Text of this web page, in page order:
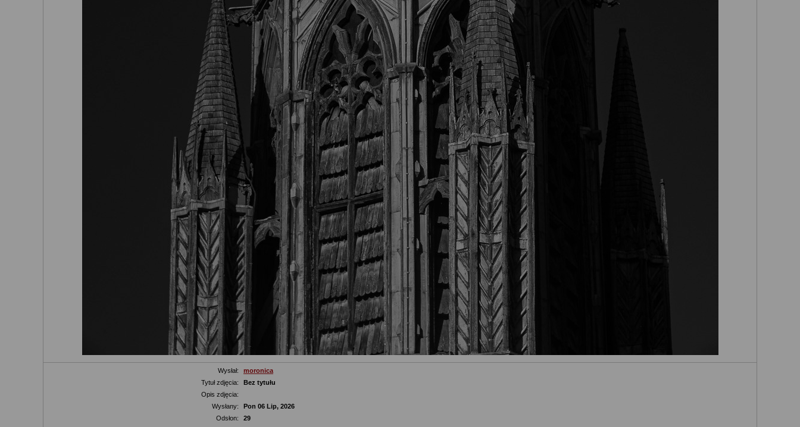
Wysłał:
moronica
Tytuł zdjęcia:
Bez tytułu
Opis zdjęcia:
Wysłany:
Pon 06 Lip, 2026
Odsłon:
29